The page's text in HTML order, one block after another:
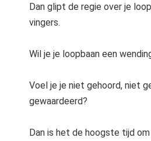
Dan glipt de regie over je
vingers.
Wil je je loopbaan een
Voel je je niet gehoord, niet
gewaardeerd?
Dan is het de hoogste tijd